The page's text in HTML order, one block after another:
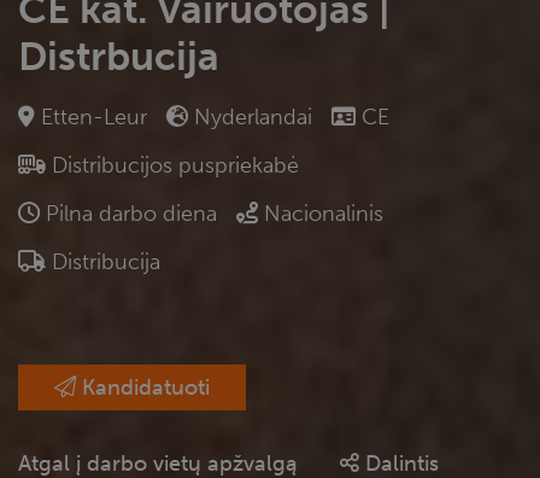
CE kat. Vairuotojas |
Distrbucija
Etten-Leur Nyderlandai
CE
Distribucijos puspriekabė
Pilna darbo diena
Nacionalinis
Distribucija
Kandidatuoti
Atgal į darbo vietų apžvalgą Dalintis